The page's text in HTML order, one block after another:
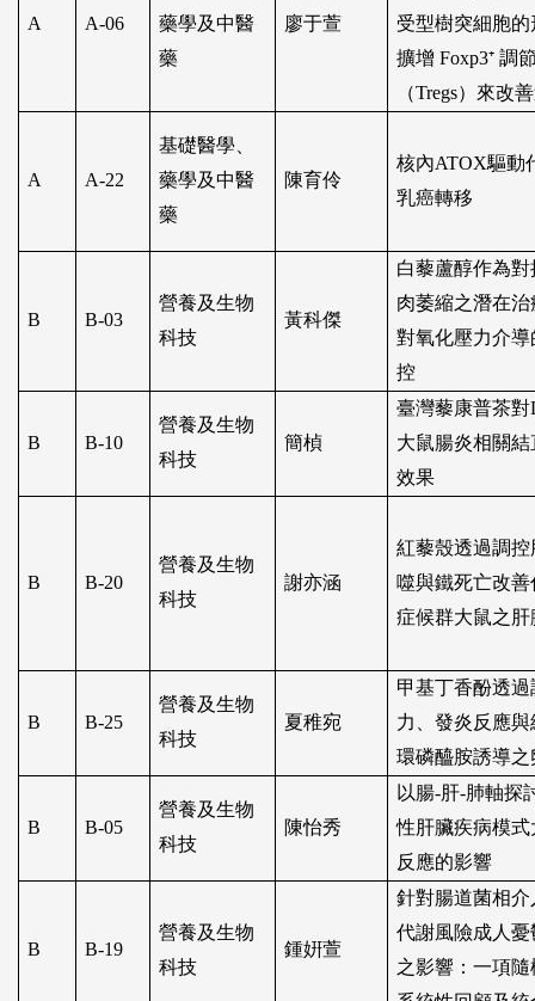
A A-06
藥學及中醫
藥
廖于萱
受型樹突細胞
擴增 Foxp3⁺ 調
（Tregs）來改
A A-22
基礎醫學、
藥學及中醫
藥
陳育伶
核內ATOX驅動
乳癌轉移
B B-03
營養及生物
科技
黃科傑
白藜蘆醇作為
肉萎縮之潛在
對氧化壓力介
控
B B-10
營養及生物
科技
簡楨
臺灣藜康普茶對
大鼠腸炎相關
效果
B B-20
營養及生物
科技
謝亦涵
紅藜殼透過調
噬與鐵死亡改
症候群大鼠之
B B-25
營養及生物
科技
夏稚宛
甲基丁香酚透
力、發炎反應
環磷醯胺誘導之
B B-05
營養及生物
科技
陳怡秀
以腸-肝-肺軸探
性肝臟疾病模
反應的影響
B B-19
營養及生物
科技
鍾姸萱
針對腸道菌相
代謝風險成人
之影響：一項